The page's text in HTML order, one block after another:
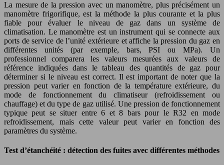
La mesure de la pression avec un manomètre, plus précisément un
manomètre frigorifique, est la méthode la plus courante et la plus
fiable pour évaluer le niveau de gaz dans un système de
climatisation. Le manomètre est un instrument qui se connecte aux
ports de service de l’unité extérieure et affiche la pression du gaz en
différentes unités (par exemple, bars, PSI ou MPa). Un
professionnel comparera les valeurs mesurées aux valeurs de
référence indiquées dans le tableau des quantités de gaz pour
déterminer si le niveau est correct. Il est important de noter que la
pression peut varier en fonction de la température extérieure, du
mode de fonctionnement du climatiseur (refroidissement ou
chauffage) et du type de gaz utilisé. Une pression de fonctionnement
typique peut se situer entre 6 et 8 bars pour le R32 en mode
refroidissement, mais cette valeur peut varier en fonction des
paramètres du système.
Test d’étanchéité : détection des fuites avec différentes méthodes